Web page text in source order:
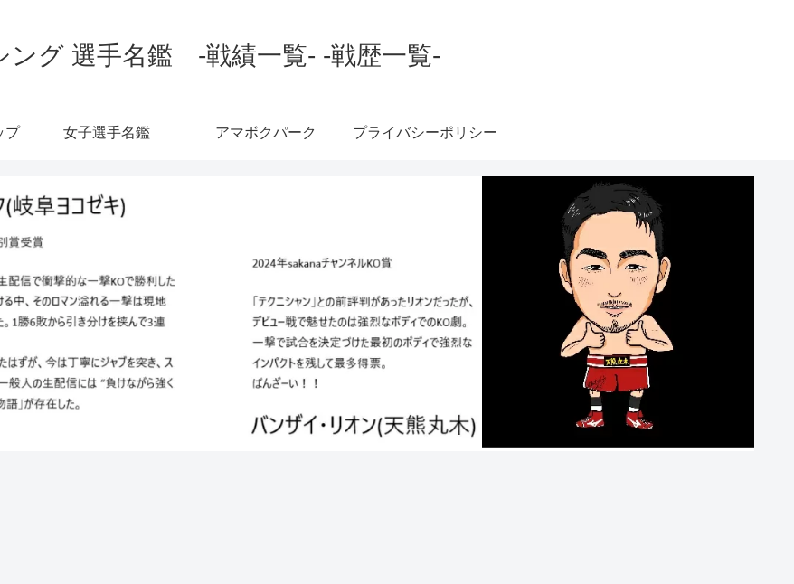
ング 選手名鑑 -戦績一覧- -戦歴一覧-
プ 女子選手名鑑 アマボクパーク プライバシーポリシー